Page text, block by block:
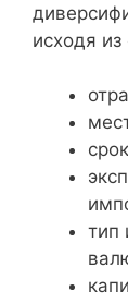
исходя
тип